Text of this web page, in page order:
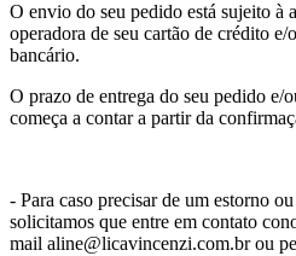
O envio do seu pedido está sujeito à
operadora de seu cartão de crédito
bancário.
O prazo de entrega do seu pedido e/
começa a contar a partir da
- Para caso precisar de um estorno
solicitamos que entre em contato
mail aline@licavincenzi.com.br ou